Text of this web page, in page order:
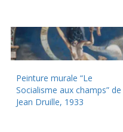
Peinture murale “Le
Socialisme aux champs” de
Jean Druille, 1933